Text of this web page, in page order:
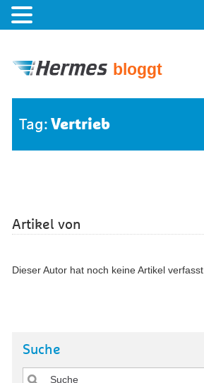
bloggt
Tag: Vertrieb
Artikel von
Dieser Autor hat noch keine Artikel verfasst.
Suche